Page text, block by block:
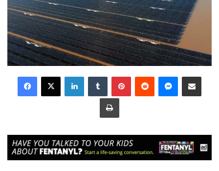
LinkedInTumblr PinterestReddit Messenger
Share via Email
Print